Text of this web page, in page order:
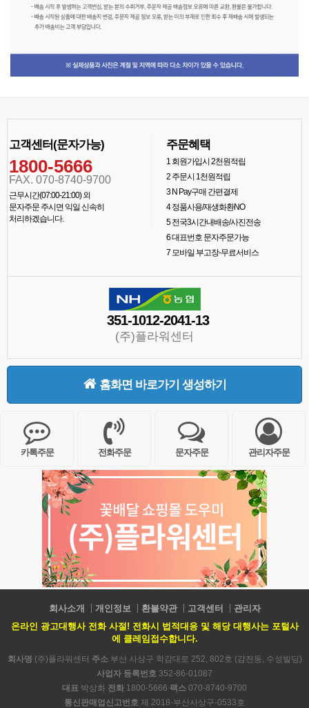
고객센터(문자가능)
1800-5666
FAX. 070-8740-9700
근무시간(07:00-21:00) 외
문자주문 주시면 익일 신속히
처리하겠습니다.
주문혜택
1회원가입시 2천원적립
2주문시 1천원적립
3N Pay구매 간편결제
4정품사용/재생화환NO
5전국3시간내배송/사진전송
6대표번호 문자주문가능
7모바일 부고장-무료서비스
351-1012-2041-13
(주)플라워센터
홈화면 바로가기 생성하기
카톡주문 전화주문 문자주문 관리자주문
회사소개 개인정보 환불약관 고객센터
관리자
온라인 광고대행사 전화 사절! 전화시 법적대응 및 해당 대행사는 포털사
에 클레임접수합니다.
회사명 (주)플라워센터 주소부산 사상구 학감대로 252, 802호 (감전동, 수성빌딩)
사업자 등록번호 352-86-01087
대표 박상화 전화 1800-5666 팩스 070-8740-9700
통신판매업신고번호 제 2018-부산사상구-0533호